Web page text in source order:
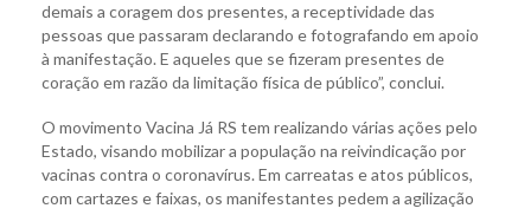
demais a coragem dos presentes, a receptividade das
pessoas que passaram declarando e fotografando em apoio
à manifestação. E aqueles que se fizeram presentes de
coração em razão da limitação física de público”, conclui.
O movimento Vacina Já RS tem realizando várias ações pelo
Estado, visando mobilizar a população na reivindicação por
vacinas contra o coronavírus. Em carreatas e atos públicos,
com cartazes e faixas, os manifestantes pedem a agilização